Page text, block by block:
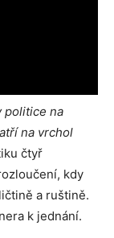
politice na
na vrchol
čtyř
kdy
a ruštině.
k jednání.